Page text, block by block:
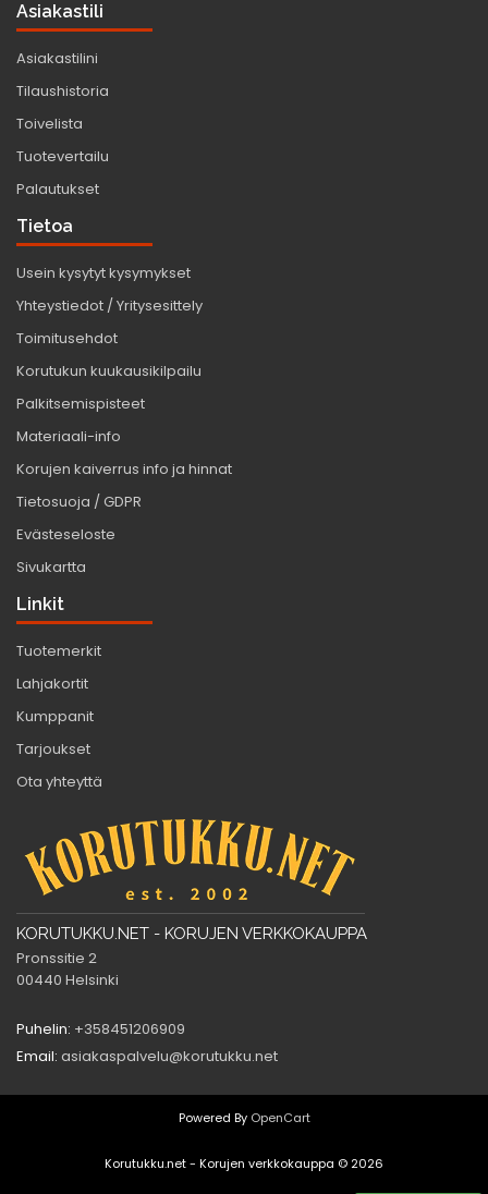
Asiakastili
Asiakastilini
Tilaushistoria
Toivelista
Tuotevertailu
Palautukset
Tietoa
Usein kysytyt kysymykset
Yhteystiedot / Yritysesittely
Toimitusehdot
Korutukun kuukausikilpailu
Palkitsemispisteet
Materiaali-info
Korujen kaiverrus info ja hinnat
Tietosuoja / GDPR
Evästeseloste
Sivukartta
Linkit
Tuotemerkit
Lahjakortit
Kumppanit
Tarjoukset
Ota yhteyttä
KORUTUKKU.NET - KORUJEN VERKKOKAUPPA
Pronssitie 2
00440 Helsinki
Puhelin: +358451206909
Email: asiakaspalvelu@korutukku.net
Powered By OpenCart
Korutukku.net - Korujen verkkokauppa © 2026